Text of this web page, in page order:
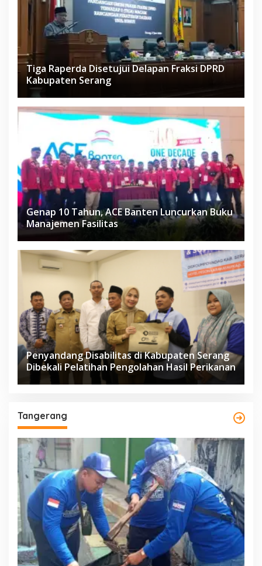
Tiga Raperda Disetujui Delapan Fraksi DPRD
Kabupaten Serang
Genap 10 Tahun, ACE Banten Luncurkan Buku
Manajemen Fasilitas
Penyandang Disabilitas di Kabupaten Serang
Dibekali Pelatihan Pengolahan Hasil Perikanan
Tangerang